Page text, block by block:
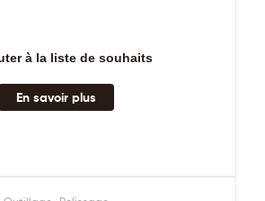
à la liste de souhaits
En savoir plus